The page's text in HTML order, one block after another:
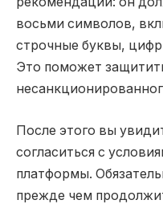
восьми символов,
строчные буквы,
Это поможет
После этого вы
согласиться с
платформы.
прежде чем